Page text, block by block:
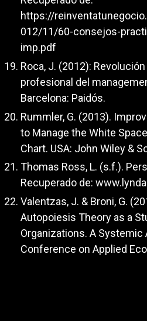
https://
012/11/60-consejos-
imp.pdf
Roca, J. (2012):
profesional del
Barcelona: Paidós.
Rummler, G. (2013).
to Manage the White
Chart. USA: John Wiley &
Thomas Ross, L. (s.f.).
Recuperado de:
Valentzas, J. & Broni, G.
Autopoiesis Theory as a
Organizations. A Systemic
Conference on Applied